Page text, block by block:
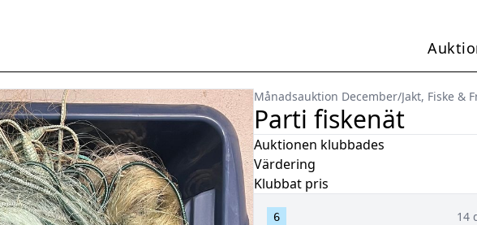
Månadsauktion December/Jakt, Fiske &
Parti fiskenät
Auktionen klubbades
Värdering
Klubbat pris
6 14